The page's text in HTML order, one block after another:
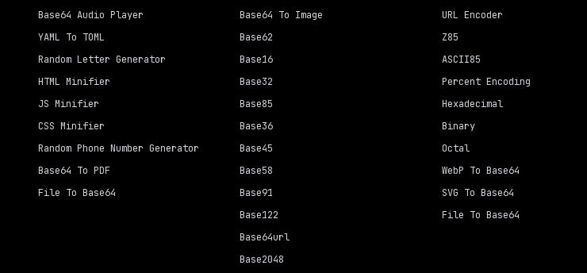
Base64 Audio Player
YAML To TOML
Random Letter Generator
HTML Minifier
JS Minifier
CSS Minifier
Random Phone Number Generator
Base64 To PDF
File To Base64
Base64 To Image
Base62
Base16
Base32
Base85
Base36
Base45
Base58
Base91
Base122
Base64url
Base2048
URL Encoder
Z85
ASCII85
Percent Encoding
Hexadecimal
Binary
Octal
WebP To Base64
SVG To Base64
File To Base64